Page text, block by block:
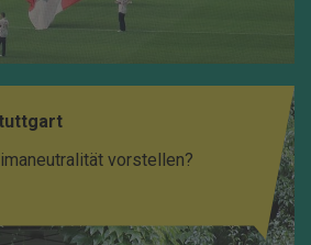
vorstellen?